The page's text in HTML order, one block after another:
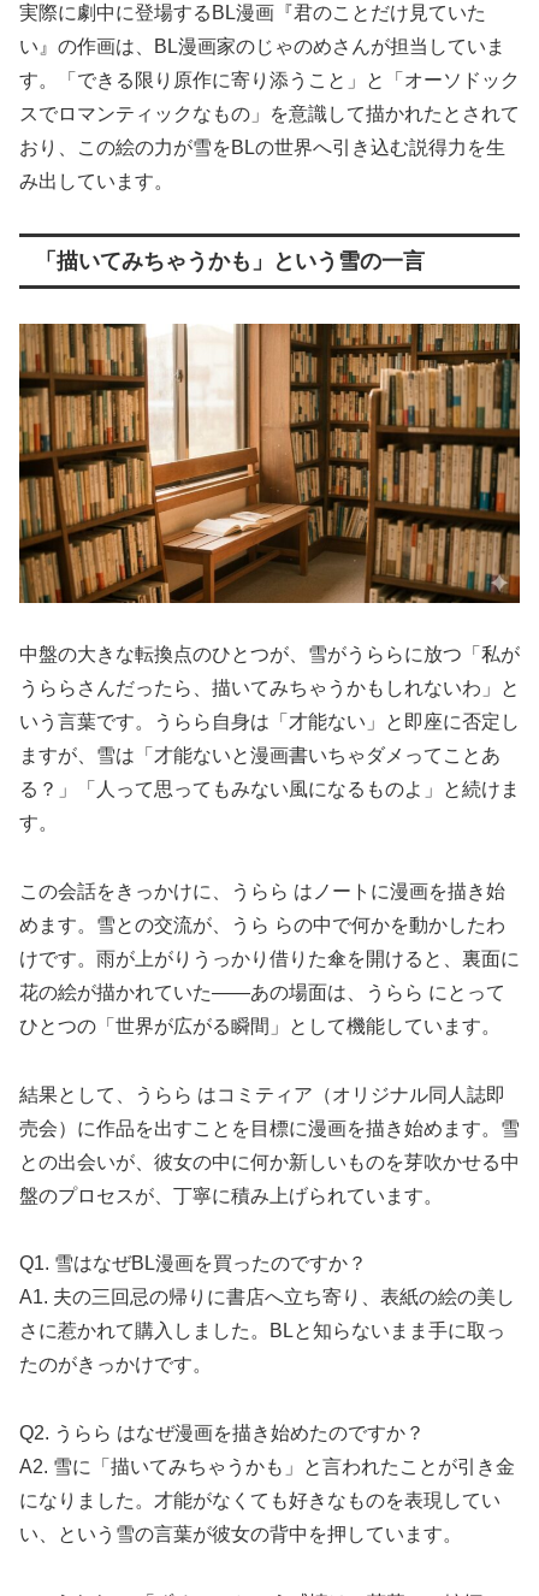
実際に劇中に登場するBL漫画『君のことだけ見ていた
い』の作画は、BL漫画家のじゃのめさんが担当していま
す。「できる限り原作に寄り添うこと」と「オーソドック
スでロマンティックなもの」を意識して描かれたとされて
おり、この絵の力が雪をBLの世界へ引き込む説得力を生
み出しています。
「描いてみちゃうかも」という雪の一言
中盤の大きな転換点のひとつが、雪がうららに放つ「私が
うららさんだったら、描いてみちゃうかもしれないわ」と
いう言葉です。うらら自身は「才能ない」と即座に否定し
ますが、雪は「才能ないと漫画書いちゃダメってことあ
る？」「人って思ってもみない風になるものよ」と続けま
す。
この会話をきっかけに、うらら はノートに漫画を描き始
めます。雪との交流が、うら らの中で何かを動かしたわ
けです。雨が上がりうっかり借りた傘を開けると、裏面に
花の絵が描かれていた——あの場面は、うらら にとって
ひとつの「世界が広がる瞬間」として機能しています。
結果として、うらら はコミティア（オリジナル同人誌即
売会）に作品を出すことを目標に漫画を描き始めます。雪
との出会いが、彼女の中に何か新しいものを芽吹かせる中
盤のプロセスが、丁寧に積み上げられています。
Q1. 雪はなぜBL漫画を買ったのですか？
A1. 夫の三回忌の帰りに書店へ立ち寄り、表紙の絵の美し
さに惹かれて購入しました。BLと知らないまま手に取っ
たのがきっかけです。
Q2. うらら はなぜ漫画を描き始めたのですか？
A2. 雪に「描いてみちゃうかも」と言われたことが引き金
になりました。才能がなくても好きなものを表現してい
い、という雪の言葉が彼女の背中を押しています。